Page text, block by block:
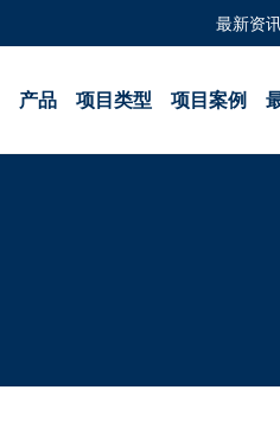
最新资
产品 项目类型 项目案例